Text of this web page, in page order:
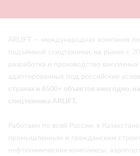
ARLIFT — международная компания
подъёмной спецтехники, на рынке с
разработка и производство вакуумных
адаптированных под российские
странах и 6500+ объектов ежегодно,
спецтехника ARLIFT.
Работаем по всей России, в
промышленным и гражданским
нефтехимические комплексы,